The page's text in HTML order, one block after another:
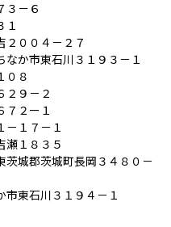
３－６
１
００４－２７
なか市東石川３１９３－１
０８
２９－２
７２ー１
１７－１
１８３５
茨城郡茨城町長岡３４８０－
東石川３１９４－１